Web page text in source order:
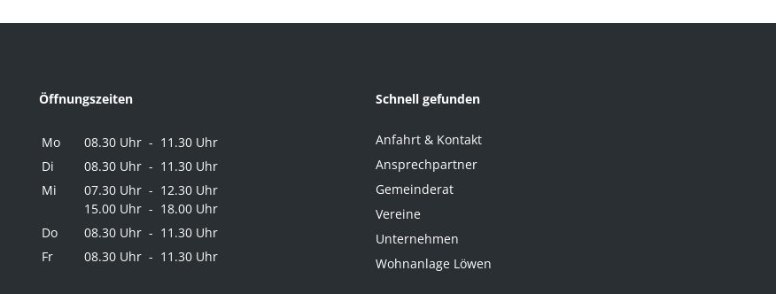
Öffnungszeiten
Mo
08.30 Uhr - 11.30 Uhr
Di
08.30 Uhr - 11.30 Uhr
Mi
07.30 Uhr - 12.30 Uhr
15.00 Uhr - 18.00 Uhr
Do
08.30 Uhr - 11.30 Uhr
Fr
08.30 Uhr - 11.30 Uhr
Schnell gefunden
Anfahrt & Kontakt
Ansprechpartner
Gemeinderat
Vereine
Unternehmen
Wohnanlage Löwen